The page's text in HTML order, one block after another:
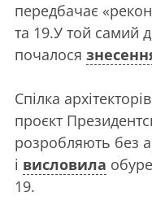
передбачає
та 19.У той самий
почалося
Спілка
проєкт
розробляють без
і висловила
19.